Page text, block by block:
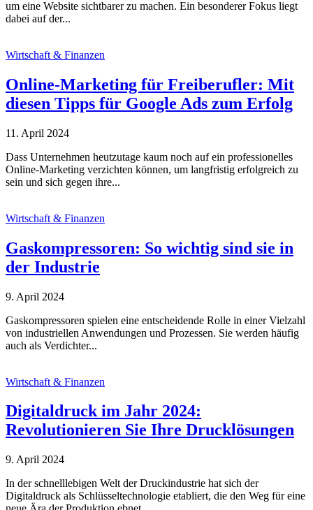
um eine Website sichtbarer zu machen. Ein besonderer Fokus liegt
dabei auf der...
Wirtschaft & Finanzen
Online-Marketing für Freiberufler: Mit
diesen Tipps für Google Ads zum Erfolg
11. April 2024
Dass Unternehmen heutzutage kaum noch auf ein professionelles
Online-Marketing verzichten können, um langfristig erfolgreich zu
sein und sich gegen ihre...
Wirtschaft & Finanzen
Gaskompressoren: So wichtig sind sie in
der Industrie
9. April 2024
Gaskompressoren spielen eine entscheidende Rolle in einer Vielzahl
von industriellen Anwendungen und Prozessen. Sie werden häufig
auch als Verdichter...
Wirtschaft & Finanzen
Digitaldruck im Jahr 2024:
Revolutionieren Sie Ihre Drucklösungen
9. April 2024
In der schnelllebigen Welt der Druckindustrie hat sich der
Digitaldruck als Schlüsseltechnologie etabliert, die den Weg für eine